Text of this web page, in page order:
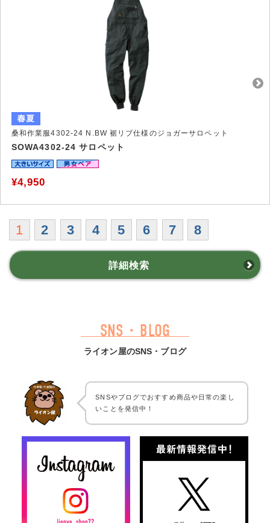
桑和作業服4302-24 N.BW 裾リブ仕様のジョガーサロペット
SOWA4302-24 サロペット
¥4,950
1 2 3 4 5 6 7 8
詳細検索
SNS・BLOG
ライオン屋のSNS・ブログ
SNSやブログでおすすめ商品や日常の楽し
いことを発信中！